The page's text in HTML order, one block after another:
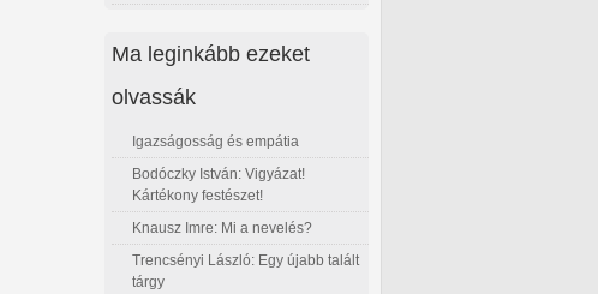
Ma leginkább ezeket
olvassák
Igazságosság és empátia
Bodóczky István: Vigyázat!
Kártékony festészet!
Knausz Imre: Mi a nevelés?
Trencsényi László: Egy újabb talált
tárgy